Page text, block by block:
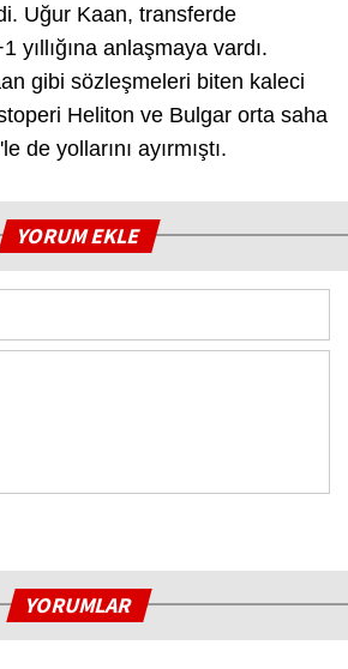
Uğur Kaan, transferde
yıllığına anlaşmaya vardı.
gibi sözleşmeleri biten kaleci
Heliton ve Bulgar orta saha
de yollarını ayırmıştı.
YORUM EKLE
YORUMLAR